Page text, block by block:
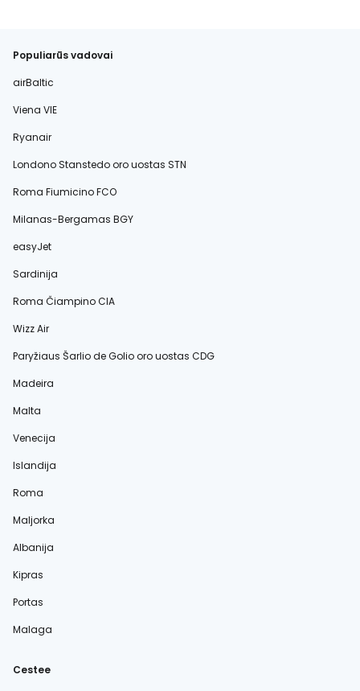
Populiarūs vadovai
airBaltic
Viena VIE
Ryanair
Londono Stanstedo oro uostas STN
Roma Fiumicino FCO
Milanas-Bergamas BGY
easyJet
Sardinija
Roma Čiampino CIA
Wizz Air
Paryžiaus Šarlio de Golio oro uostas CDG
Madeira
Malta
Venecija
Islandija
Roma
Maljorka
Albanija
Kipras
Portas
Malaga
Cestee